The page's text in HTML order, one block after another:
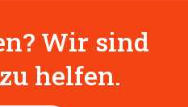
Wir sind
helfen.